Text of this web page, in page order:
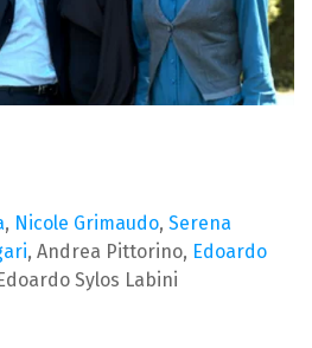
, Nicole Grimaudo, Serena
, Andrea Pittorino, Edoardo
Sylos Labini